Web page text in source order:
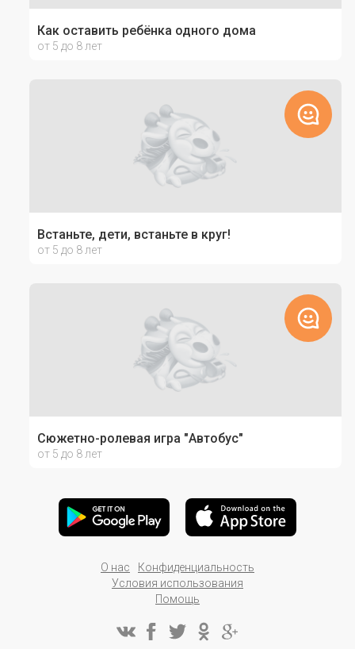
Как оставить ребёнка одного дома
от 5 до 8 лет
Встаньте, дети, встаньте в круг!
от 5 до 8 лет
Сюжетно-ролевая игра "Автобус"
от 5 до 8 лет
О нас
Конфиденциальность
Условия использования
Помощь